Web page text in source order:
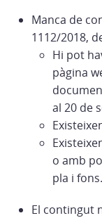
Manca de
1112/2018,
Hi pot
pàgina
al 20 de
o amb
pla i fons.
El contingut